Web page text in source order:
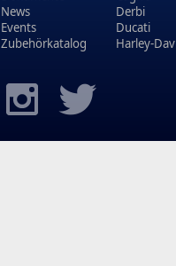
News
Events
Zubehörkatalog
Derbi
Ducati
Harley-